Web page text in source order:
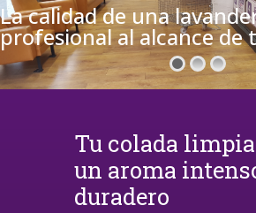
La calidad de una
profesional al alcance de
Tu colada
un aroma
duradero